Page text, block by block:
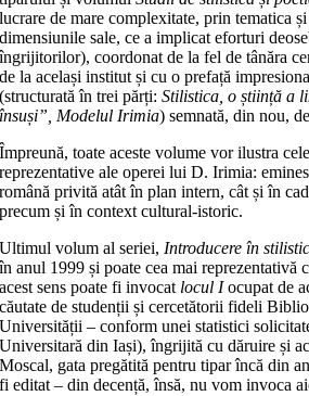
lucrare de mare complexitate, prin tematica
dimensiunile sale, ce a implicat eforturi
îngrijitorilor), coordonat de la fel de tânăra
de la același institut și cu o prefață
(structurată în trei părți:Stilistica, o știință a
însuși”, Modelul Irimia) semnată, din nou,
Împreună, toate aceste volume vor ilustra
reprezentative ale operei lui D. Irimia:
română privită atât în plan intern, cât și în
precum și în context cultural-istoric.
Ultimul volum al seriei,Introducere în
în anul 1999 și poate cea mai reprezentativă
acest sens poate fi invocat locul Iocupat de
căutate de studenții și cercetătorii fideli
Universității – conform unei statistici
Universitară din Iași), îngrijită cu dăruire și
Moscal, gata pregătită pentru tipar încă din
fi editat – din decență, însă, nu vom invoca